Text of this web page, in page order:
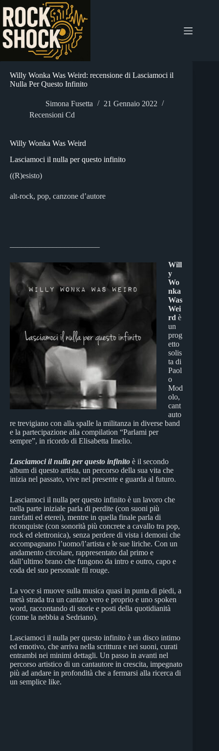
contenuto
Willy Wonka Was Weird: recensione di Lasciamoci il
Nulla Per Questo Infinito
Simona Fusetta
21 Gennaio 2022
Recensioni Cd
Willy Wonka Was Weird
Lasciamoci il nulla per questo infinito
((R)esisto)
alt-rock, pop, canzone d’autore
Will
y
Wo
nka
Was
Wei
rd è
un
prog
etto
solis
ta di
Paol
o
Mod
olo,
cant
auto
re trevigiano con alla spalle la militanza in diverse band
e la partecipazione alla compilation “Parlami per
sempre”, in ricordo di Elisabetta Imelio.
Lasciamoci il nulla per questo infinito è il secondo
album di questo artista, un percorso della sua vita che
inizia nel passato, vive nel presente e guarda al futuro.
Lasciamoci il nulla per questo infinito è un lavoro che
nella parte iniziale parla di perdite (con suoni più
rarefatti ed eterei), mentre in quella finale parla di
riconquiste (con sonorità più concrete a cavallo tra pop,
rock ed elettronica), senza perdere di vista i demoni che
accompagnano l’uomo/l’artista e le sue liriche. Con un
andamento circolare, rappresentato dal primo e
dall’ultimo brano che fungono da intro e outro, capo e
coda del suo personale fil rouge.
La voce si muove sulla musica quasi in punta di piedi, a
metà strada tra un cantato vero e proprio e uno spoken
word, raccontando di storie e posti della quotidianità
(come la nebbia a Sedriano).
Lasciamoci il nulla per questo infinito è un disco intimo
ed emotivo, che arriva nella scrittura e nei suoni, curati
entrambi nei minimi dettagli. Un passo in avanti nel
percorso artistico di un cantautore in crescita, impegnato
più ad andare in profondità che a fermarsi alla ricerca di
un semplice like.